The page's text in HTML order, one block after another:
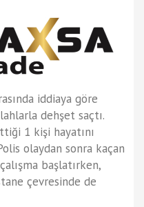
iddiaya göre
dehşet saçtı.
1 kişi hayatını
olaydan sonra kaçan
başlatırken,
çevresinde de